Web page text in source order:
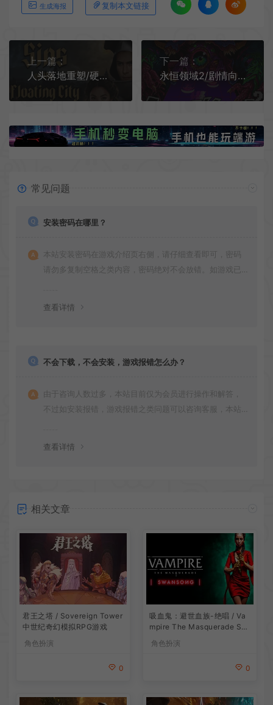
生成海报 复制本文链接
上一篇：
人头落地重塑/硬核生存RPG游戏 Heads Will Roll Reforged 下载
下一篇：
永恒领域2/剧情向音乐RPG游戏 Everhood 2 下载
常见问题
安装密码在哪里？
本站安装密码在游戏介绍页右侧，请仔细查看即可，密码
请勿多复制空格之类内容，密码绝对不会放错。如游戏已
查看详情
不会下载，不会安装，游戏报错怎么办？
由于咨询人数过多，本站目前仅为会员进行操作和解答，
不过如安装报错，游戏报错之类问题可以咨询客服，本站
查看详情
相关文章
君王之塔 / Sovereign Tower
中世纪奇幻模拟RPG游戏
角色扮演
0
吸血鬼：避世血族-绝唱 / Va
mpire The Masquerade Sw
角色扮演
0